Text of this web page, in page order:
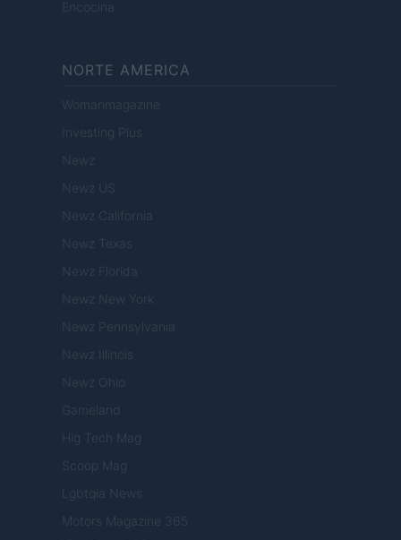
Encocina
NORTE AMERICA
Womanmagazine
Investing Plus
Newz
Newz US
Newz California
Newz Texas
Newz Florida
Newz New York
Newz Pennsylvania
Newz Illinois
Newz Ohio
Gameland
Hig Tech Mag
Scoop Mag
Lgbtqia News
Motors Magazine 365